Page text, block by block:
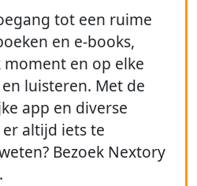
tot een ruime
en e-books,
en op elke
luisteren. Met de
app en diverse
altijd iets te
Bezoek Nextory